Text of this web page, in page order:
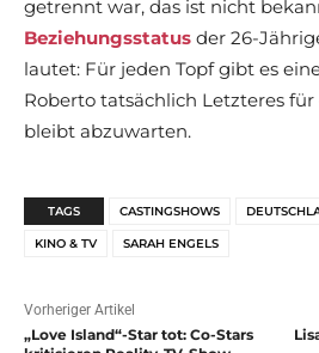
getrennt war, das ist nicht
Beziehungsstatus der 26-
lautet: Für jeden Topf gibt es
Roberto tatsächlich Letzteres für
bleibt abzuwarten.
TAGS CASTINGSHOWS
KINO & TV SARAH ENGELS
Vorheriger Artikel
„Love Island“-Star tot: Co-Stars